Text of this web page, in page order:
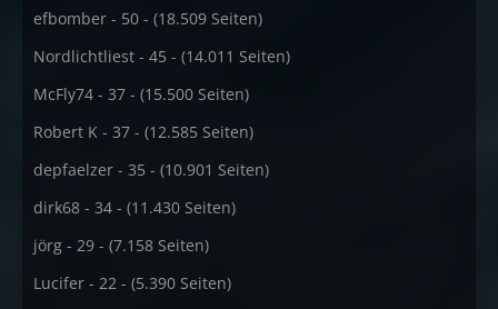
efbomber - 50 - (18.509 Seiten)
Nordlichtliest - 45 - (14.011 Seiten)
McFly74 - 37 - (15.500 Seiten)
Robert K - 37 - (12.585 Seiten)
depfaelzer - 35 - (10.901 Seiten)
dirk68 - 34 - (11.430 Seiten)
jörg - 29 - (7.158 Seiten)
Lucifer - 22 - (5.390 Seiten)